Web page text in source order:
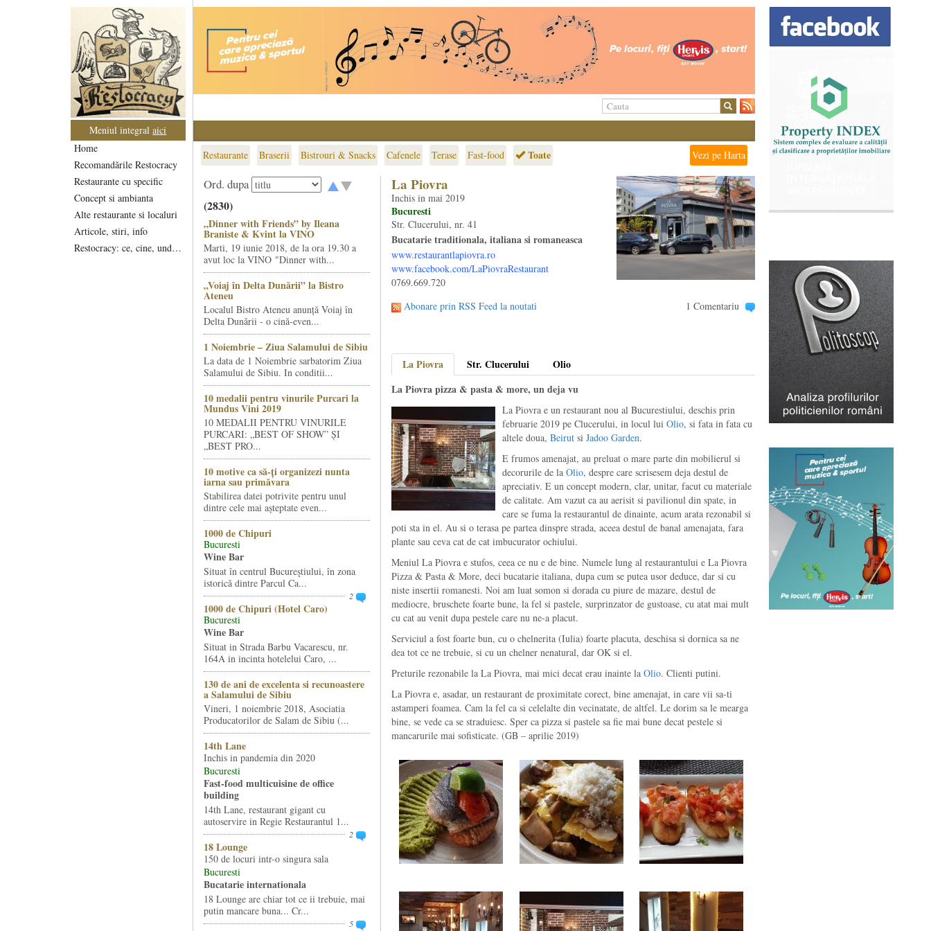
Meniul integralaici
Home
Recomandările Restocracy
Restaurante cu specific
Concept si ambianta
Alte restaurante si localuri
Articole, stiri, info
Restocracy: ce, cine, unde...
Restaurante Braserii Bistrouri & Snacks Cafenele Terase Fast-food Toate Vezi pe Harta
Ord. dupa
(2830)
„Dinner with Friends” by Ileana
Braniste & Kvint la VINO
Marti, 19 iunie 2018, de la ora 19.30 a
avut loc la VINO "Dinner with...
„Voiaj în Delta Dunării” la Bistro
Ateneu
Localul Bistro Ateneu anunță Voiaj în
Delta Dunării - o cină-even...
1 Noiembrie – Ziua Salamului de Sibiu
La data de 1 Noiembrie sarbatorim Ziua
Salamului de Sibiu. In conditii...
10 medalii pentru vinurile Purcari la
Mundus Vini 2019
10 MEDALII PENTRU VINURILE
PURCARI: „BEST OF SHOW” ȘI
„BEST PRO...
10 motive ca să-ți organizezi nunta
iarna sau primăvara
Stabilirea datei potrivite pentru unul
dintre cele mai așteptate even...
1000 de Chipuri
Bucuresti
Wine Bar
Situat în centrul Bucureştiului, în zona
istorică dintre Parcul Ca...
2
1000 de Chipuri (Hotel Caro)
Bucuresti
Wine Bar
Situat in Strada Barbu Vacarescu, nr.
164A in incinta hotelelui Caro, ...
130 de ani de excelenta si recunoastere
a Salamului de Sibiu
Vineri, 1 noiembrie 2018, Asociatia
Producatorilor de Salam de Sibiu (...
14th Lane
Inchis in pandemia din 2020
Bucuresti
Fast-food multicuisine de office
building
14th Lane, restaurant gigant cu
autoservire in Regie Restaurantul 1...
2
18 Lounge
150 de locuri intr-o singura sala
Bucuresti
Bucatarie internationala
18 Lounge are chiar tot ce ii trebuie, mai
putin mancare buna... Cr...
5
La Piovra
Inchis in mai 2019
Bucuresti
Str. Clucerului, nr. 41
Bucatarie traditionala, italiana si romaneasca
www.restaurantlapiovra.ro
www.facebook.com/LaPiovraRestaurant
0769.669.720
Abonare prin RSS Feed la noutati
1 Comentariu
La Piovra Str. Clucerului
Olio
La Piovra pizza & pasta & more, un deja vu
La Piovra e un restaurant nou al Bucurestiului, deschis prin
februarie 2019 pe Clucerului, in locul lui Olio, si fata in fata cu
altele doua, Beirutsi Jadoo Garden.
E frumos amenajat, au preluat o mare parte din mobilierul si
decorurile de la Olio, despre care scrisesem deja destul de
apreciativ. E un concept modern, clar, unitar, facut cu materiale
de calitate. Am vazut ca au aerisit si pavilionul din spate, in
care se fuma la restaurantul de dinainte, acum arata rezonabil si
poti sta in el. Au si o terasa pe partea dinspre strada, aceea destul de banal amenajata, fara
plante sau ceva cat de cat imbucurator ochiului.
Meniul La Piovra e stufos, ceea ce nu e de bine. Numele lung al restaurantului e La Piovra
Pizza & Pasta & More, deci bucatarie italiana, dupa cum se putea usor deduce, dar si cu
niste insertii romanesti. Noi am luat somon si dorada cu piure de mazare, destul de
mediocre, bruschete foarte bune, la fel si pastele, surprinzator de gustoase, cu atat mai mult
cu cat au venit dupa pestele care nu ne-a placut.
Serviciul a fost foarte bun, cu o chelnerita (Iulia) foarte placuta, deschisa si dornica sa ne
dea tot ce ne trebuie, si cu un chelner nenatural, dar OK si el.
Preturile rezonabile la La Piovra, mai mici decat erau inainte la Olio. Clienti putini.
La Piovra e, asadar, un restaurant de proximitate corect, bine amenajat, in care vii sa-ti
astamperi foamea. Cam la fel ca si celelalte din vecinatate, de altfel. Le dorim sa le mearga
bine, se vede ca se straduiesc. Sper ca pizza si pastele sa fie mai bune decat pestele si
mancarurile mai sofisticate. (GB – aprilie 2019)